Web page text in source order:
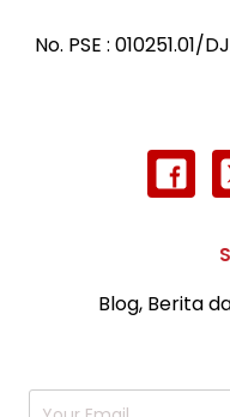
No. PSE : 010251.01/
Blog, Berita